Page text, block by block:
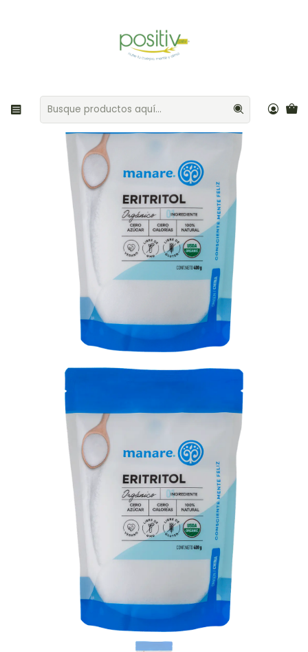
Azúcar / Endulzantes Eritritol orgánico 400gr Manare